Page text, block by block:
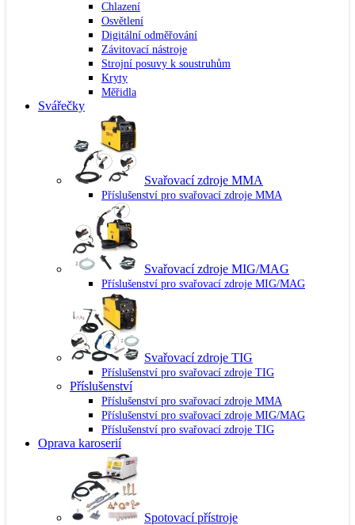
Chlazení
Osvětlení
Digitální odměřování
Závitovací nástroje
Strojní posuvy k soustruhům
Kryty
Měřidla
Svářečky
Svařovací zdroje MMA
Příslušenství pro svařovací zdroje MMA
Svařovací zdroje MIG/MAG
Příslušenství pro svařovací zdroje MIG/MAG
Svařovací zdroje TIG
Příslušenství pro svařovací zdroje TIG
Příslušenství
Příslušenství pro svařovací zdroje MMA
Příslušenství pro svařovací zdroje MIG/MAG
Příslušenství pro svařovací zdroje TIG
Oprava karoserií
Spotovací přístroje